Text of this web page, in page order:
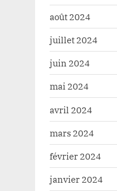
août 2024
juillet 2024
juin 2024
mai 2024
avril 2024
mars 2024
février 2024
janvier 2024